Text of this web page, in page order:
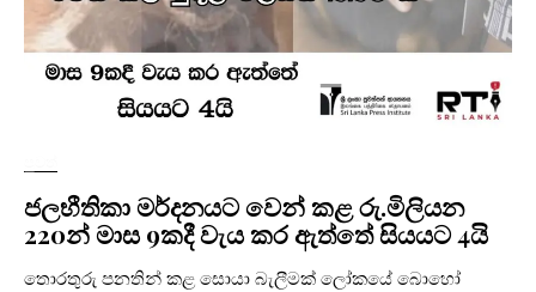
ජලභීතිකා මර්දනයට වෙන් කළ රු.මිලියන
220න් මාස 9කදී වැය කර ඇත්තේ සියයට 4යි
තොරතුරු පනතින් කළ සොයා බැලීමක් ලෝකයේ බොහෝ